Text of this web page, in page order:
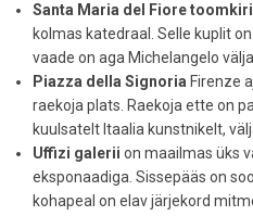
Santa Maria del Fiore
kolmas katedraal. Selle kuplit
vaade on aga Michelangelo
Piazza della Signoria Firenze
raekoja plats. Raekoja ette on
kuulsatelt Itaalia kunstnikelt,
Uffizi galerii on maailmas üks
eksponaadiga. Sissepääs on
kohapeal on elav järjekord